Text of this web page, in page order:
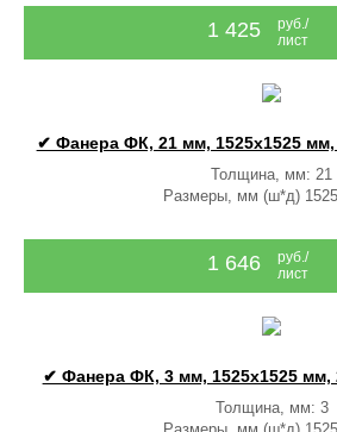
1 425
руб./
лист
✔ Фанера ФК, 21 мм, 1525x1525
Толщина, мм: 21
Размеры, мм (ш*д)
1 646
руб./
лист
✔ Фанера ФК, 3 мм, 1525x1525 мм,
Толщина, мм: 3